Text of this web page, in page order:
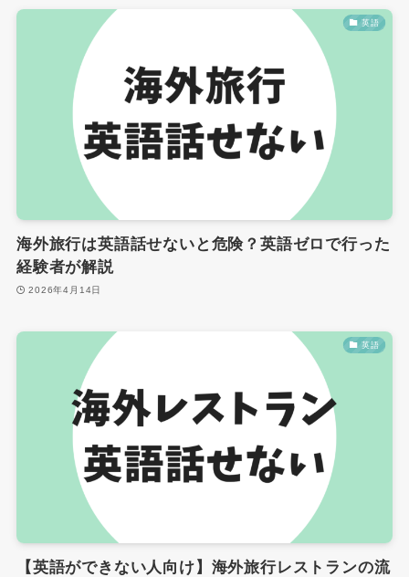
英語
海外旅行は英語話せないと危険？英語ゼロで行った
経験者が解説
2026年4月14日
英語
【英語ができない人向け】海外旅行レストランの流